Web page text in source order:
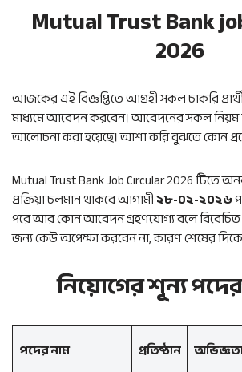
Mutual Trust Bank
2026
আজকের এই বিজ্ঞপ্তিতে আগ্রহী সকল চাকরি
মাধ্যমে আবেদন করবেন। আবেদনের সকল নিয়ম
আলোচনা করা হয়েছে। আশা করি বুঝতে কোন
Mutual Trust Bank Job Circular 2026 টিতে
প্রক্রিয়া চলমান থাকবে আগামী২৮-০২-২০২৬
পরে আর কোন আবেদন গ্রহণযোগ্য বলে বিবেচিত
জন্য কেউ অপেক্ষা করবেন না, কারণ শেষের দিকে
নিয়োগের শূন্য
পদের নাম প্রতিষ্ঠান